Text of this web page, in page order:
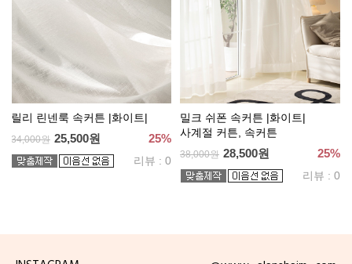
릴리 린넨룩 속커튼 |화이트|
34,000원 25,500원 25%
리뷰 : 0
밀크 쉬폰 속커튼 |화이트|
사계절 커튼, 속커튼
38,000원 28,500원 25%
리뷰 : 0